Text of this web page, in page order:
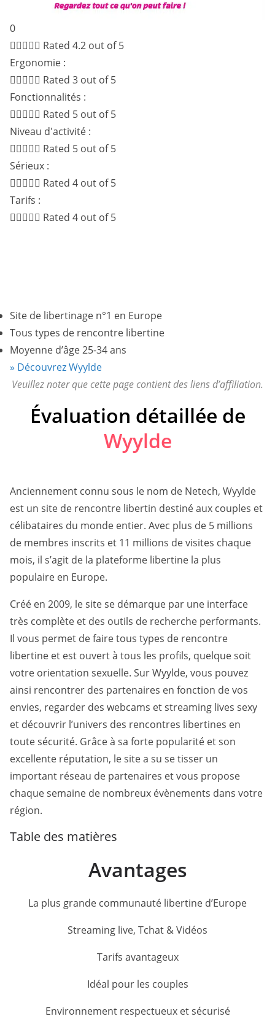
0
 Rated 4.2 out of 5
Ergonomie :
 Rated 3 out of 5
Fonctionnalités :
 Rated 5 out of 5
Niveau d'activité :
 Rated 5 out of 5
Sérieux :
 Rated 4 out of 5
Tarifs :
 Rated 4 out of 5
Site de libertinage n°1 en Europe
Tous types de rencontre libertine
Moyenne d’âge 25-34 ans
» Découvrez Wyylde
Veuillez noter que cette page contient des liens d’affiliation.
Évaluation détaillée de
Wyylde
Anciennement connu sous le nom de Netech, Wyylde
est un site de rencontre libertin destiné aux couples et
célibataires du monde entier. Avec plus de 5 millions
de membres inscrits et 11 millions de visites chaque
mois, il s’agit de la plateforme libertine la plus
populaire en Europe.
Créé en 2009, le site se démarque par une interface
très complète et des outils de recherche performants.
Il vous permet de faire tous types de rencontre
libertine et est ouvert à tous les profils, quelque soit
votre orientation sexuelle. Sur Wyylde, vous pouvez
ainsi rencontrer des partenaires en fonction de vos
envies, regarder des webcams et streaming lives sexy
et découvrir l’univers des rencontres libertines en
toute sécurité. Grâce à sa forte popularité et son
excellente réputation, le site a su se tisser un
important réseau de partenaires et vous propose
chaque semaine de nombreux évènements dans votre
région.
Table des matières
Avantages
La plus grande communauté libertine d’Europe
Streaming live, Tchat & Vidéos
Tarifs avantageux
Idéal pour les couples
Environnement respectueux et sécurisé